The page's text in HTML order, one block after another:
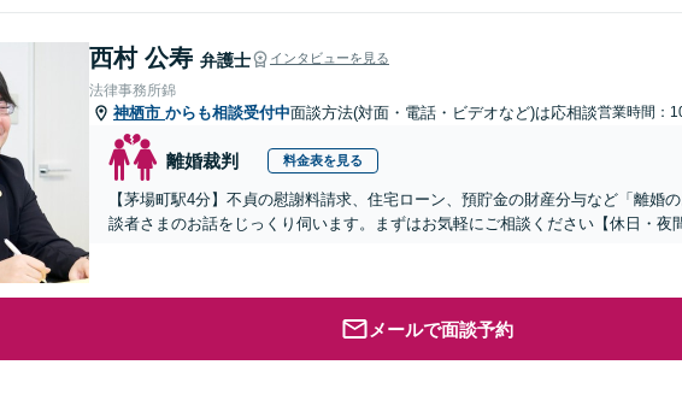
西村 公寿 弁護士 インタビューを見る
法律事務所錦
神栖市 からも相談受付中面談方法(対面・電話・ビデオなど)は応相談営業時間：
離婚裁判 料金表を見る
【茅場町駅4分】不貞の慰謝料請求、住宅ローン、預貯金の財産分与など「離婚
談者さまのお話をじっくり伺います。まずはお気軽にご相談ください【休日・夜
メールで面談予約